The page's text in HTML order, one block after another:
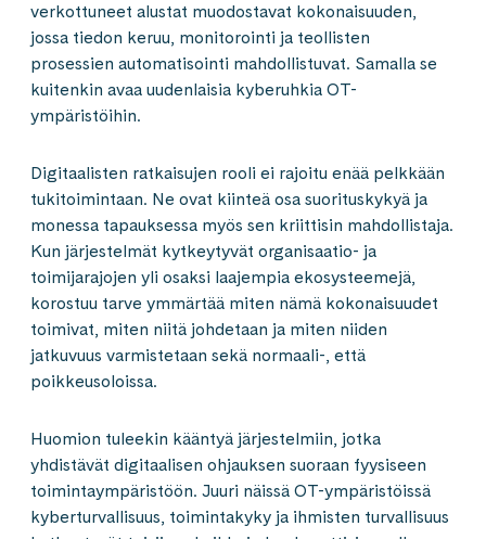
verkottuneet alustat muodostavat kokonaisuuden,
jossa tiedon keruu, monitorointi ja teollisten
prosessien automatisointi mahdollistuvat. Samalla se
kuitenkin avaa uudenlaisia kyberuhkia OT-
ympäristöihin.
Digitaalisten ratkaisujen rooli ei rajoitu enää pelkkään
tukitoimintaan. Ne ovat kiinteä osa suorituskykyä ja
monessa tapauksessa myös sen kriittisin mahdollistaja.
Kun järjestelmät kytkeytyvät organisaatio- ja
toimijarajojen yli osaksi laajempia ekosysteemejä,
korostuu tarve ymmärtää miten nämä kokonaisuudet
toimivat, miten niitä johdetaan ja miten niiden
jatkuvuus varmistetaan sekä normaali-, että
poikkeusoloissa.
Huomion tuleekin kääntyä järjestelmiin, jotka
yhdistävät digitaalisen ohjauksen suoraan fyysiseen
toimintaympäristöön. Juuri näissä OT-ympäristöissä
kyberturvallisuus, toimintakyky ja ihmisten turvallisuus